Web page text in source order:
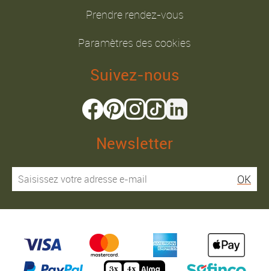
Prendre rendez-vous
Paramètres des cookies
Suivez-nous
Newsletter
OK